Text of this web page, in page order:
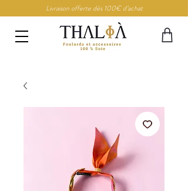
Livraison offerte dès 100€ d’achat